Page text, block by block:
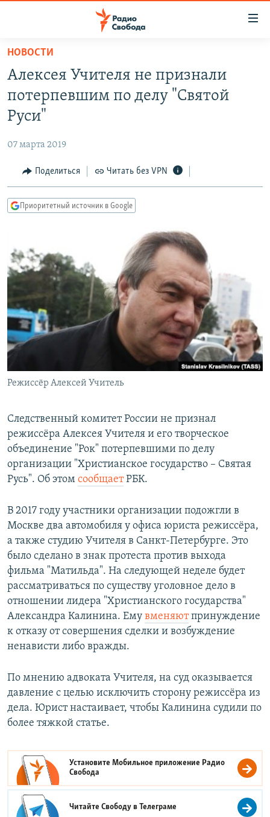
упрощенного
доступа
основному
Вернутся
Вернутся
АВТОРСКИЕ ПРОЕКТЫ
МНЕНИЯ
КУЛЬТУРА
КАВКАЗ.РЕАЛИИ
СИБИРЬ.РЕАЛИИ
РАСПИСАНИЕ ВЕЩАНИЯ
ПОДПИШИТЕСЬ НА РАССЫЛКУ
СОЦИАЛЬНЫЕ СЕТИ
Все сайты РСЕ/РС
НОВОСТИ
Алексея Учителя не признали
потерпевшим по делу "Святой
Руси"
07 марта 2019
Поделиться Читать без VPN
Приоритетный источник в Google
Режиссёр Алексей Учитель
Следственный комитет России не признал
режиссёра Алексея Учителя и его творческое
объединение "Рок" потерпевшими по делу
организации "Христианское государство – Святая
Русь". Об этом сообщаетРБК.
В 2017 году участники организации подожгли в
Москве два автомобиля у офиса юриста режиссёра,
а также студию Учителя в Санкт-Петербурге. Это
было сделано в знак протеста против выхода
фильма "Матильда". На следующей неделе будет
рассматриваться по существу уголовное дело в
отношении лидера "Христианского государства"
Александра Калинина. Ему вменяютпринуждение
к отказу от совершения сделки и возбуждение
ненависти либо вражды.
По мнению адвоката Учителя, на суд оказывается
давление с целью исключить сторону режиссёра из
дела. Юрист настаивает, чтобы Калинина судили по
более тяжкой статье.
Установите Мобильное приложение Радио
Свобода
Читайте Свободу вТелеграме